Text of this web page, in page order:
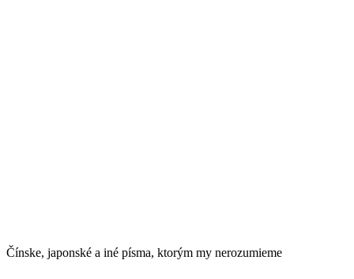
Čínske, japonské a iné písma, ktorým my nerozumieme